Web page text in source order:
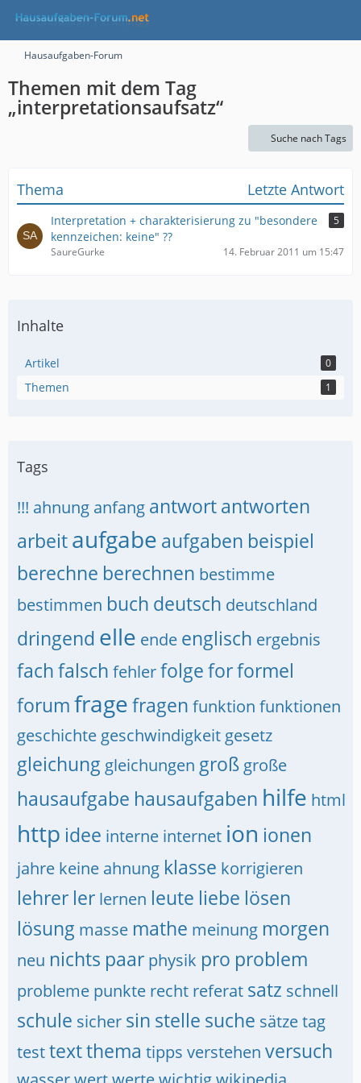
Hausaufgaben-Forum
Themen mit dem Tag
„interpretationsaufsatz“
Suche nach Tags
Thema Letzte Antwort
Interpretation + charakterisierung zu "besondere
kennzeichen: keine" ??
5
SaureGurke 14. Februar 2011 um 15:47
Inhalte
Artikel 0
Themen 1
Tags
!!! ahnung anfang antwortantworten
arbeitaufgabe aufgaben beispiel
berechne berechnen bestimme
bestimmen buch deutsch deutschland
dringend elle ende englisch ergebnis
fachfalsch fehlerfolgeforformel
forumfragefragen funktion funktionen
geschichte geschwindigkeit gesetz
gleichung gleichungen groß große
hausaufgabe hausaufgaben hilfe html
http idee interne internet ion ionen
jahre keine ahnung klasse korrigieren
lehrer ler lernen leute liebe lösen
lösung masse mathe meinung morgen
neu nichts paar physik pro problem
probleme punkte recht referat satz schnell
schule sicher sin stelle suche sätzetag
testtextthema tipps verstehen versuch